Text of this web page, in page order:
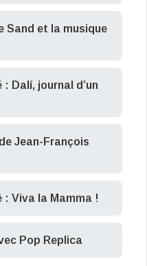
Sand et la musique
: Dalí, journal d’un
Jean-François
: Viva la Mamma !
Pop Replica